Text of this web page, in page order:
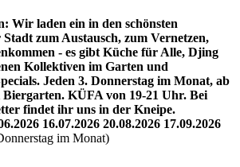
Wir laden ein in den schönsten
zum Austausch, zum Vernetzen,
- es gibt Küche für Alle, Djing
Kollektiven im Garten und
Jeden 3. Donnerstag im Monat, ab
Biergarten. KÜFA von 19-21 Uhr. Bei
findet ihr uns in der Kneipe.
16.07.2026 20.08.2026 17.09.2026
im Monat)